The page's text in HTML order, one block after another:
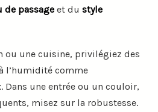
de passage et du style
ou une cuisine, privilégiez des
l’humidité comme
Dans une entrée ou un couloir,
misez sur la robustesse.